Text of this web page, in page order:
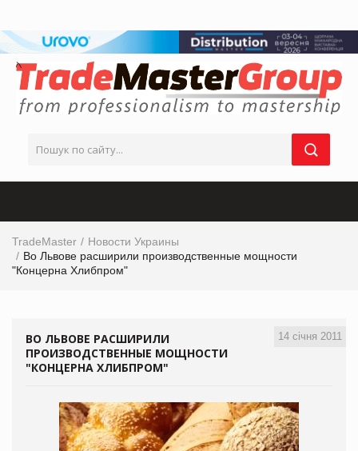
TradeMaster
Новости Украины
Во Львове расширили производственные мощности
"Концерна Хлибпром"
14 січня 2011
ВО ЛЬВОВЕ РАСШИРИЛИ
ПРОИЗВОДСТВЕННЫЕ МОЩНОСТИ
"КОНЦЕРНА ХЛИБПРОМ"